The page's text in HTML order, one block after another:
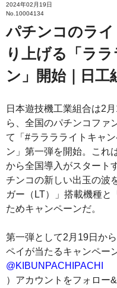
2024年02月19日
No.10004134
パチンコのラ
り上げる「ラ
ン」開始｜日工
日本遊技機工業組合は2
ら、全国のパチンコファ
て「#ラララライトキャ
ン」第一弾を開始。これ
から全国導入がスタート
チンコの新しい出玉の波
ガー（LT）」搭載機種と
ためキャンペーンだ。
第一弾として2月19日か
ペイが当たるキャンペー
@KIBUNPACHIPACHI
）アカウントをフォロー